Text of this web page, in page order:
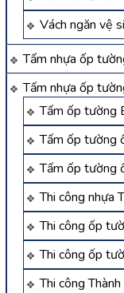
Vách ngăn vệ
Tấm nhựa ốp
Tấm nhựa ốp
Tấm ốp tường
Tấm ốp tường
Tấm ốp tường
Thi công nhựa
Thi công ốp
Thi công ốp
Thi công